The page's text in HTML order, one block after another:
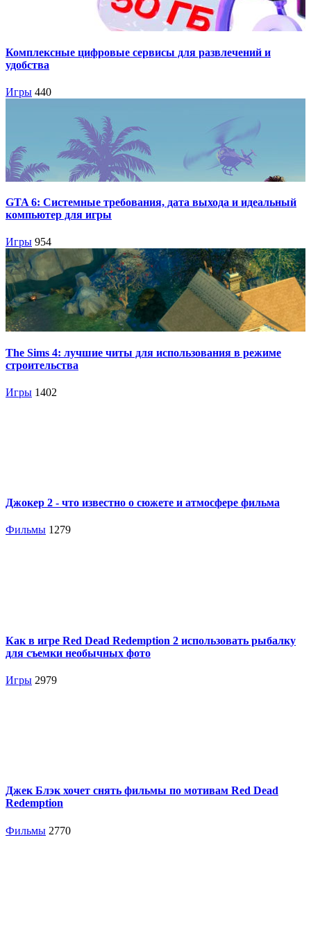
Комплексные цифровые сервисы для развлечений и
удобства
Игры 440
GTA 6: Системные требования, дата выхода и идеальный
компьютер для игры
Игры 954
The Sims 4: лучшие читы для использования в режиме
строительства
Игры 1402
Джокер 2 - что известно о сюжете и атмосфере фильма
Фильмы 1279
Как в игре Red Dead Redemption 2 использовать рыбалку
для съемки необычных фото
Игры 2979
Джек Блэк хочет снять фильмы по мотивам Red Dead
Redemption
Фильмы 2770